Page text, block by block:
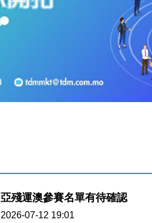
亞殘運澳參賽名單有待確認
2026-07-12 19:01